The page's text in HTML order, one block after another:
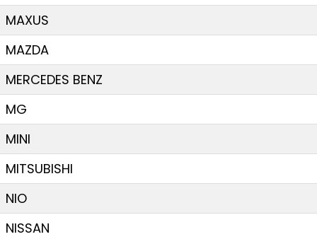
MAXUS
MAZDA
MERCEDES BENZ
MG
MINI
MITSUBISHI
NIO
NISSAN